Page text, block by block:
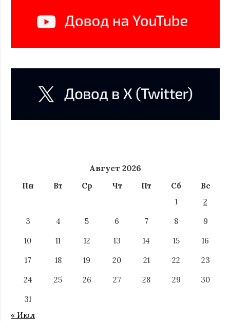
Август 2026
Пн Вт Ср Чт Пт Сб
Вс
1
2
3
4 5 6 7 8
9
10
11 12 13 14 15
16
17
18 19 20 21 22
23
24
25 26 27 28 29
30
31
« Июл